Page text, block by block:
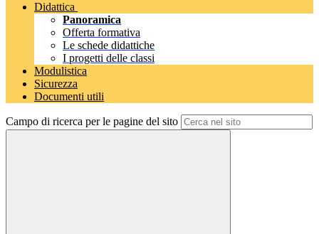
Didattica
Panoramica
Offerta formativa
Le schede didattiche
I progetti delle classi
Modulistica
Sicurezza
Documenti utili
Campo di ricerca per le pagine del sito